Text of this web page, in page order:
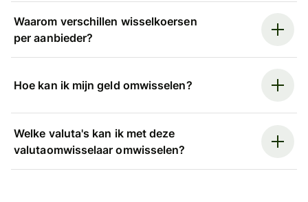
Waarom verschillen wisselkoersen
per aanbieder?
Hoe kan ik mijn geld omwisselen?
Welke valuta's kan ik met deze
valutaomwisselaar omwisselen?